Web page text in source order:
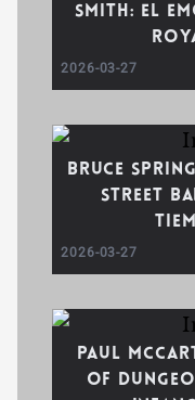
Smith: El
2026-03-27
Bruce
Street
2026-03-27
Paul
of